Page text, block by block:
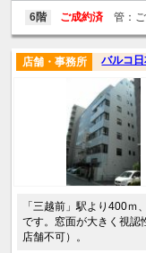
6階 ご成約済 管：ご
バルコ
店舗・事務所
「三越前」駅より400
です。窓面が大きく視認
店舗不可）。